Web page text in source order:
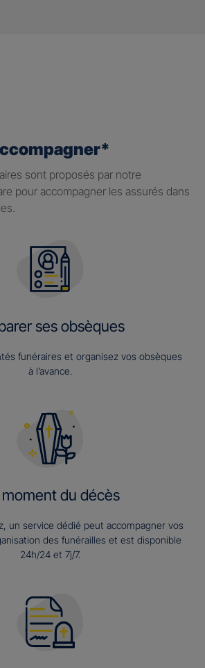
sont proposés par notre
pour accompagner les assurés dans
ses obsèques
funéraires et organisez vos obsèques
à l’avance.
du décès
un service dédié peut accompagner vos
des funérailles et est disponible
24h/24 et 7j/7.